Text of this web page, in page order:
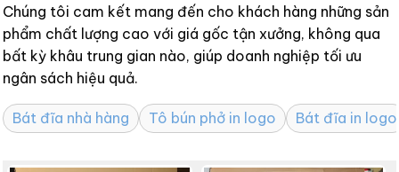
Chúng tôi cam kết mang đến cho khách hàng những sản
phẩm chất lượng cao với giá gốc tận xưởng, không qua
bất kỳ khâu trung gian nào, giúp doanh nghiệp tối ưu
ngân sách hiệu quả.
Bát đĩa nhà hàng Tô bún phở in logo Bát đĩa in logo